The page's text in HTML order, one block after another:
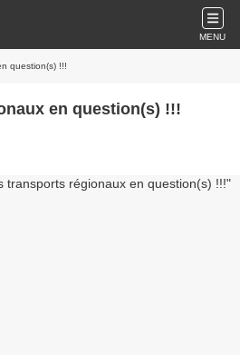
MENU
question(s) !!!
en question(s) !!!